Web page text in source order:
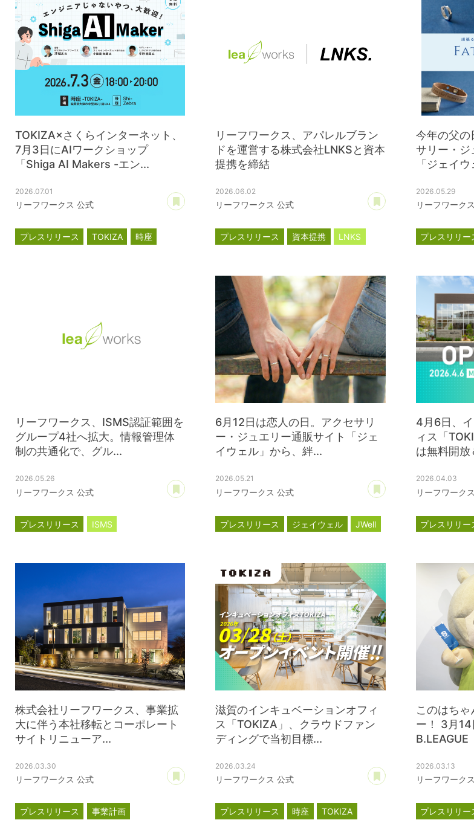
TOKIZA×さくらインターネット、
7月3日にAIワークショップ
「Shiga AI Makers -エン...
2026.07.01
リーフワークス 公式
あとで読む
プレスリリース TOKIZA 時座
リーフワークス、アパレルブラン
ドを運営する株式会社LNKSと資本
提携を締結
2026.06.02
リーフワークス 公式
あとで読む
プレスリリース 資本提携 LNKS
今年の父の
サリー・ジ
「ジェイ
2026.05.29
リーフワーク
プレスリリー
リーフワークス、ISMS認証範囲を
グループ4社へ拡大。情報管理体
制の共通化で、グル...
2026.05.26
リーフワークス 公式
あとで読む
プレスリリース ISMS
6月12日は恋人の日。アクセサリ
ー・ジュエリー通販サイト「ジェ
イウェル」から、絆...
2026.05.21
リーフワークス 公式
あとで読む
プレスリリース ジェイウェル JWell
4月6日、
ィス「
は無料開放
2026.04.03
リーフワーク
プレスリリー
株式会社リーフワークス、事業拡
大に伴う本社移転とコーポレート
サイトリニューア...
2026.03.30
リーフワークス 公式
あとで読む
プレスリリース
事業計画
滋賀のインキュベーションオフィ
ス「TOKIZA」、クラウドファン
ディングで当初目標...
2026.03.24
リーフワークス 公式
あとで読む
プレスリリース 時座
TOKIZA
このはちゃ
ー！ 3月
B.LEAGUE
2026.03.13
リーフワーク
プレスリリー